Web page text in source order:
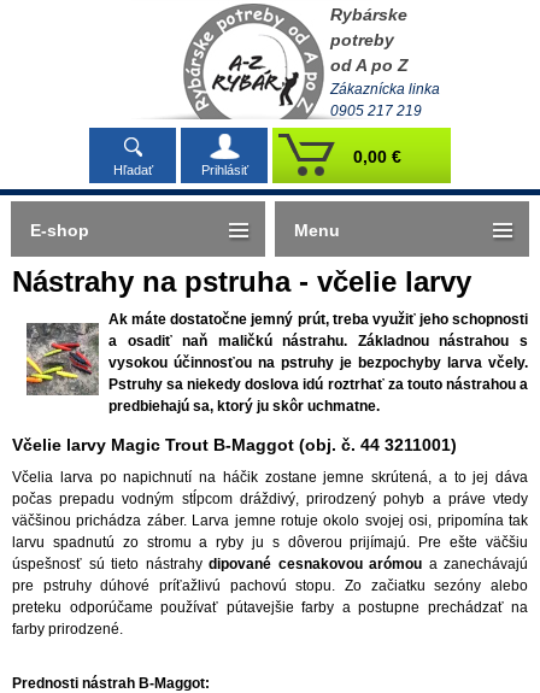
Rybárske
potreby
od A po Z
Zákaznícka linka
0905 217 219
Hľadať Prihlásiť
0,00 €
Nástrahy na pstruha - včelie larvy
Ak máte dostatočne jemný prút, treba využiť jeho schopnosti
a osadiť naň maličkú nástrahu. Základnou nástrahou s
vysokou účinnosťou na pstruhy je bezpochyby larva včely.
Pstruhy sa niekedy doslova idú roztrhať za touto nástrahou a
predbiehajú sa, ktorý ju skôr uchmatne.
Včelie larvy Magic Trout B-Maggot (obj. č. 44 3211001)
Včelia larva po napichnutí na háčik zostane jemne skrútená, a to jej dáva
počas prepadu vodným stĺpcom dráždivý, prirodzený pohyb a práve vtedy
väčšinou prichádza záber. Larva jemne rotuje okolo svojej osi, pripomína tak
larvu spadnutú zo stromu a ryby ju s dôverou prijímajú. Pre ešte väčšiu
úspešnosť sú tieto nástrahy dipované cesnakovou arómou a zanechávajú
pre pstruhy dúhové príťažlivú pachovú stopu. Zo začiatku sezóny alebo
preteku odporúčame používať pútavejšie farby a postupne prechádzať na
farby prirodzené.
Prednosti nástrah B-Maggot:
E-shop Menu